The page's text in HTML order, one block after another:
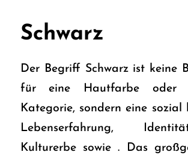
Schwarz
Der Begriff Schwarz ist keine
für eine Hautfarbe oder
Kategorie, sondern eine sozial
Lebenserfahrung,
Kulturerbe sowie . Das